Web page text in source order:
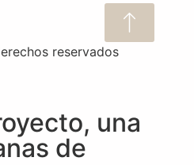
reservados
una
de